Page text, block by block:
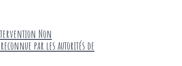
Non
par les autorités de